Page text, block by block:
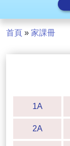
首頁 » 家課冊
1A
2A